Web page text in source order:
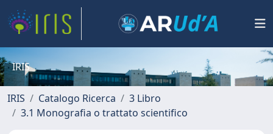
IRIS
IRIS Catalogo Ricerca
3 Libro
3.1 Monografia o trattato scientifico